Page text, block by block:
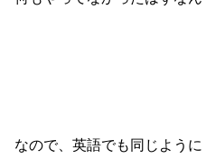
なので、英語でも同じように